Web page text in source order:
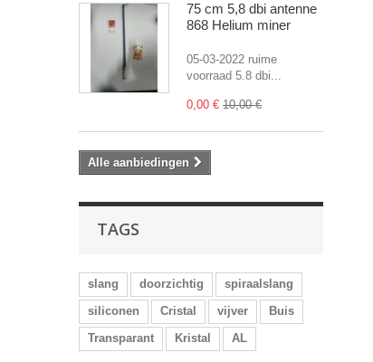
75 cm 5,8 dbi antenne
868 Helium miner
05-03-2022 ruime
voorraad 5.8 dbi...
0,00 € 10,00 €
Alle aanbiedingen
TAGS
slang doorzichtig
spiraalslang
siliconen
Cristal vijver
Buis
Transparant
Kristal AL